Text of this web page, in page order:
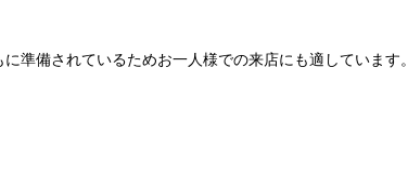
準備されているためお一人様での来店にも適しています。